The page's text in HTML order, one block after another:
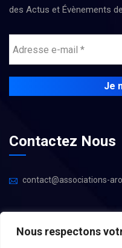
Nous respectons
des Actus et Évènements de
Contactez Nous
contact@associations-